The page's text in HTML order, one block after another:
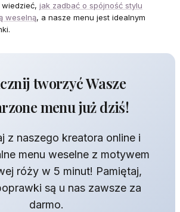
jak zadbać o spójność stylu
weselną, a nasze menu jest idealnym
tworzyć Wasze
menu już dziś!
z naszego kreatora online i
menu weselne z motywem
róży w 5 minut! Pamiętaj,
są u nas zawsze za
darmo.